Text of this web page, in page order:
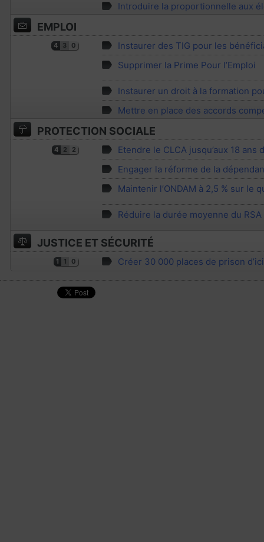
Introduire la proportionnelle aux
EMPLOI
4 3 0
Instaurer des TIG pour les
Supprimer la Prime Pour l’Emploi
Instaurer un droit à la formation
Mettre en place des accords
PROTECTION SOCIALE
4 2 2
Etendre le CLCA jusqu’aux 18 ans
Engager la réforme de la
Maintenir l’ONDAM à 2,5 % sur le
Réduire la durée moyenne du RSA
JUSTICE ET SÉCURITÉ
1 1 0 Créer 30 000 places de prison